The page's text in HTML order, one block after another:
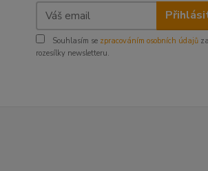
Souhlasím se zpracováním osobních údajů
rozesílky newsletteru.